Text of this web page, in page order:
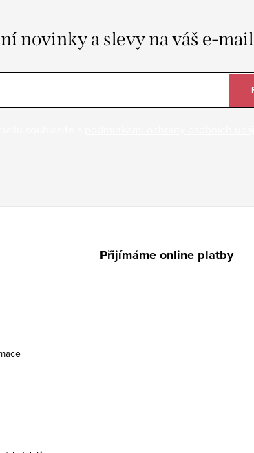
novinky a slevy na váš e-mail
Přijímáme online platby